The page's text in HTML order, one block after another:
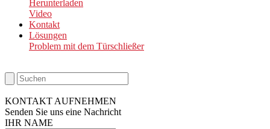
Herunterladen
Video
Kontakt
Lösungen
Problem mit dem Türschließer
KONTAKT AUFNEHMEN
Senden Sie uns eine Nachricht
IHR NAME